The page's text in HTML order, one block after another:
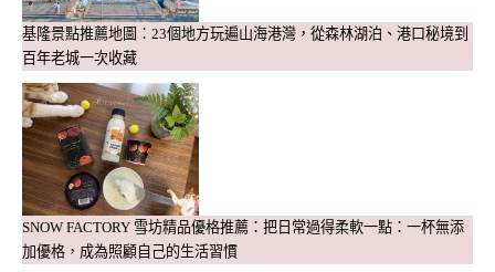
基隆景點推薦地圖：23個地方玩遍山海港灣，從森林湖泊、港口秘境到
百年老城一次收藏
SNOW FACTORY 雪坊精品優格推薦：把日常過得柔軟一點：一杯無添
加優格，成為照顧自己的生活習慣